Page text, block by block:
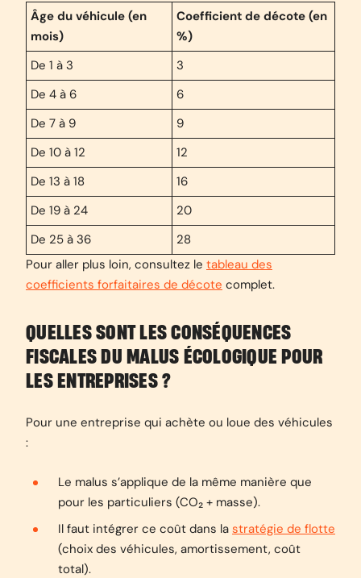
Âge du véhicule (en
mois)
Coefficient de décote (en
%)
De 1 à 3
3
De 4 à 6
6
De 7 à 9
9
De 10 à 12
12
De 13 à 18
16
De 19 à 24
20
De 25 à 36
28
Pour aller plus loin, consultez le tableau des
coefficients forfaitaires de décote complet.
QUELLES SONT LES CONSÉQUENCES
FISCALES DU MALUS ÉCOLOGIQUE POUR
LES ENTREPRISES ?
Pour une entreprise qui achète ou loue des véhicules
:
Le malus s’applique de la même manière que
pour les particuliers (CO₂ + masse).
Il faut intégrer ce coût dans la stratégie de flotte
(choix des véhicules, amortissement, coût
total).